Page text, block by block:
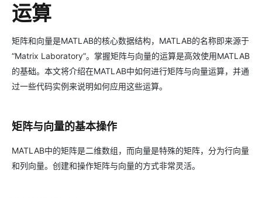
运算
矩阵和向量是MATLAB的核心数据结构，MATLAB的名称即来源于
“Matrix Laboratory”。掌握矩阵与向量的运算是高效使用MATLAB
的基础。本文将介绍在MATLAB中如何进行矩阵与向量运算，并通
过一些代码实例来说明如何应用这些运算。
矩阵与向量的基本操作
MATLAB中的矩阵是二维数组，而向量是特殊的矩阵，分为行向量
和列向量。创建和操作矩阵与向量的方式非常灵活。